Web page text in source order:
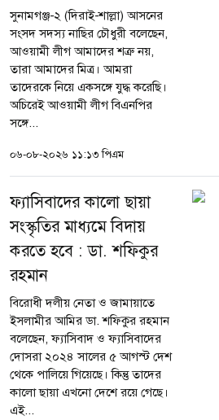
সুনামগঞ্জ-২ (দিরাই-শাল্লা) আসনের
সংসদ সদস্য নাছির চৌধুরী বলেছেন,
আওয়ামী লীগ আমাদের শত্রু নয়,
তারা আমাদের মিত্র। আমরা
তাদেরকে নিয়ে একসঙ্গে যুদ্ধ করেছি।
অচিরেই আওয়ামী লীগ বিএনপির
সঙ্গে...
০৬-০৮-২০২৬ ১১:১৩ পিএম
ফ্যাসিবাদের কালো ছায়া
সংস্কৃতির মাধ্যমে বিদায়
করতে হবে : ডা. শফিকুর
রহমান
বিরোধী দলীয় নেতা ও জামায়াতে
ইসলামীর আমির ডা. শফিকুর রহমান
বলেছেন, ফ্যাসিবাদ ও ফ্যাসিবাদের
দোসরা ২০২৪ সালের ৫ আগস্ট দেশ
থেকে পালিয়ে গিয়েছে। কিন্তু তাদের
কালো ছায়া এখনো দেশে রয়ে গেছে।
এই...